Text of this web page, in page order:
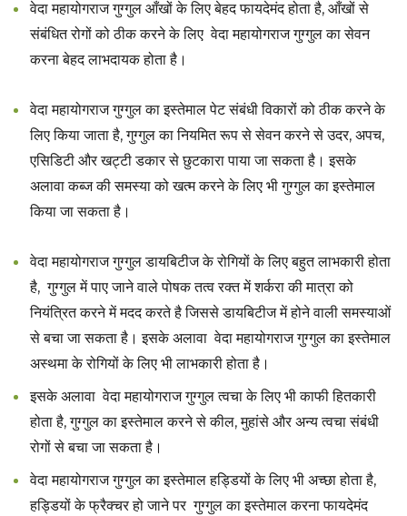
वेदा महायोगराज गुग्गुल आँखों के लिए बेहद फायदेमंद होता है, आँखों से
संबंधित रोगों को ठीक करने के लिए वेदा महायोगराज गुग्गुल का सेवन
करना बेहद लाभदायक होता है।
वेदा महायोगराज गुग्गुल का इस्तेमाल पेट संबंधी विकारों को ठीक करने के
लिए किया जाता है, गुग्गुल का नियमित रूप से सेवन करने से उदर, अपच,
एसिडिटी और खट्टी डकार से छुटकारा पाया जा सकता है। इसके
अलावा कब्ज की समस्या को खत्म करने के लिए भी गुग्गुल का इस्तेमाल
किया जा सकता है।
वेदा महायोगराज गुग्गुल डायबिटीज के रोगियों के लिए बहुत लाभकारी होता
है, गुग्गुल में पाए जाने वाले पोषक तत्व रक्त में शर्करा की मात्रा को
नियंत्रित करने में मदद करते है जिससे डायबिटीज में होने वाली समस्याओं
से बचा जा सकता है। इसके अलावा वेदा महायोगराज गुग्गुल का इस्तेमाल
अस्थमा के रोगियों के लिए भी लाभकारी होता है।
इसके अलावा वेदा महायोगराज गुग्गुल त्वचा के लिए भी काफी हितकारी
होता है, गुग्गुल का इस्तेमाल करने से कील, मुहांसे और अन्य त्वचा संबंधी
रोगों से बचा जा सकता है।
वेदा महायोगराज गुग्गुल का इस्तेमाल हड्डियों के लिए भी अच्छा होता है,
हड्डियों के फ्रैक्चर हो जाने पर गुग्गुल का इस्तेमाल करना फायदेमंद